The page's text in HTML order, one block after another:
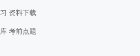
资料下载
考前点题